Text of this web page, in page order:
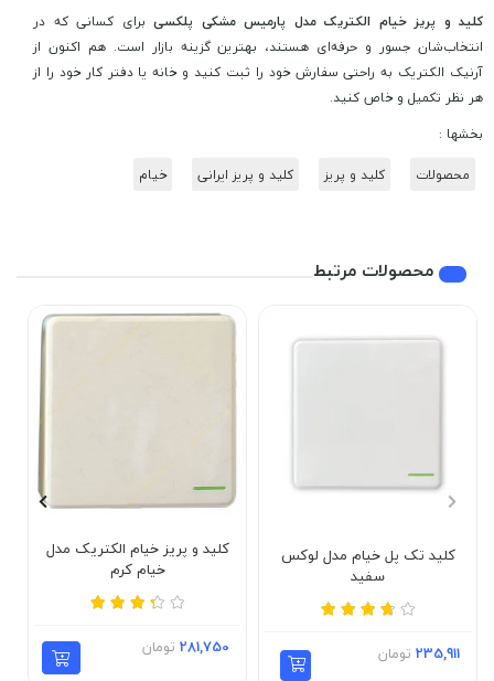
کلید و پریز خیام الکتریک مدل پارمیس مشکی پلکسی برای کسانی که در
انتخاب‌شان جسور و حرفه‌ای هستند، بهترین گزینه بازار است. هم اکنون از
آرنیک الکتریک به راحتی سفارش خود را ثبت کنید و خانه یا دفتر کار خود را از
هر نظر تکمیل و خاص کنید.
بخشها :
محصولات
کلید و پریز کلید و پریز ایرانی خیام
محصولات مرتبط
کلید تک پل خیام مدل لوکس
سفید
235,911 تومان
کلید و پریز خیام الکتریک مدل
خیام کرم
281,750 تومان